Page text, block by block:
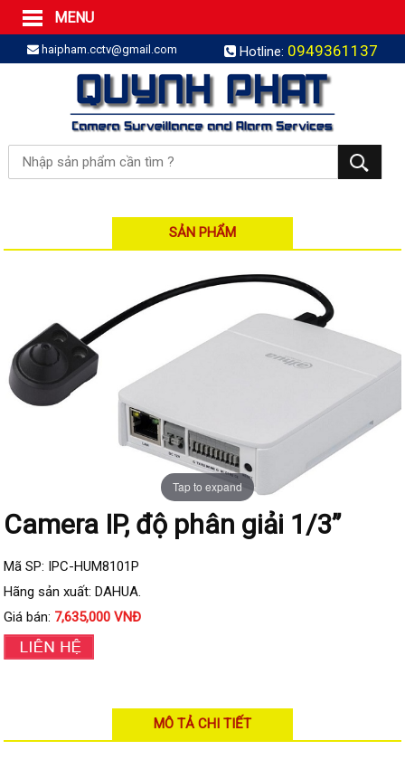
MENU
Trang Chủ
Sản phẩm
SẢN PHẨM TRỌN GÓI
LẮP BÁO TRỘM TRỌN GÓI
LẮP CAMERA TRỌN GÓI
Camera IP
Camera IP KBVISION
Camera IP HIKVISION
Camera IP Visionhitech
Đầu ghi IP | NVR
Đầu ghi IP HIKVISION
Đầu ghi IP KBVISION
Đầu ghi IP HDParagon
Đầu ghi IP Visionhitech
Camera Analog
Camera HIKVISION
Camera Dahua
Camera Visionhitech
haipham.cctv@gmail.com Hotline: 0949361137
SẢN PHẨM
Tap to expand
Camera IP, độ phân giải 1/3”
Mã SP: IPC-HUM8101P
Hãng sản xuất: DAHUA.
Giá bán: 7,635,000 VNĐ
MÔ TẢ CHI TIẾT